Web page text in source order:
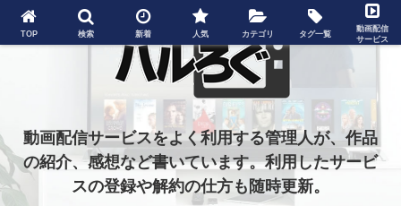
動画配信サービスをよく利用する管理人が、作品
の紹介、感想など書いています。利用したサービ
スの登録や解約の仕方も随時更新。
TOP 検索 新着 人気 カテゴリ タグ一覧
動画配信
サービス